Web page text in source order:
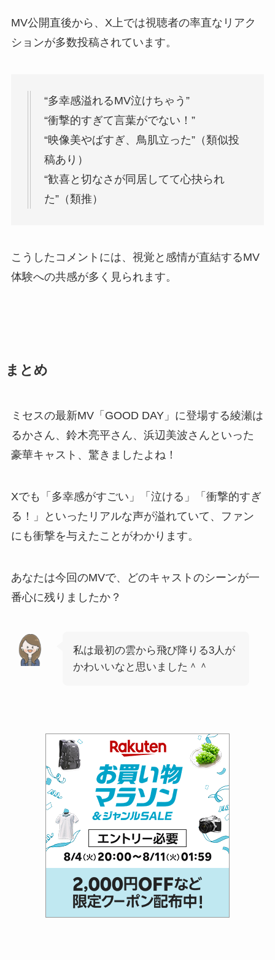
MV公開直後から、X上では視聴者の率直なリアク
ションが多数投稿されています。
“多幸感溢れるMV泣けちゃう”
“衝撃的すぎて言葉がでない！”
“映像美やばすぎ、鳥肌立った”（類似投
稿あり）
“歓喜と切なさが同居してて心抉られ
た”（類推）
こうしたコメントには、視覚と感情が直結するMV
体験への共感が多く見られます。
まとめ
ミセスの最新MV「GOOD DAY」に登場する綾瀬は
るかさん、鈴木亮平さん、浜辺美波さんといった
豪華キャスト、驚きましたよね！
Xでも「多幸感がすごい」「泣ける」「衝撃的すぎ
る！」といったリアルな声が溢れていて、ファン
にも衝撃を与えたことがわかります。
あなたは今回のMVで、どのキャストのシーンが一
番心に残りましたか？
私は最初の雲から飛び降りる3人が
かわいいなと思いました＾＾